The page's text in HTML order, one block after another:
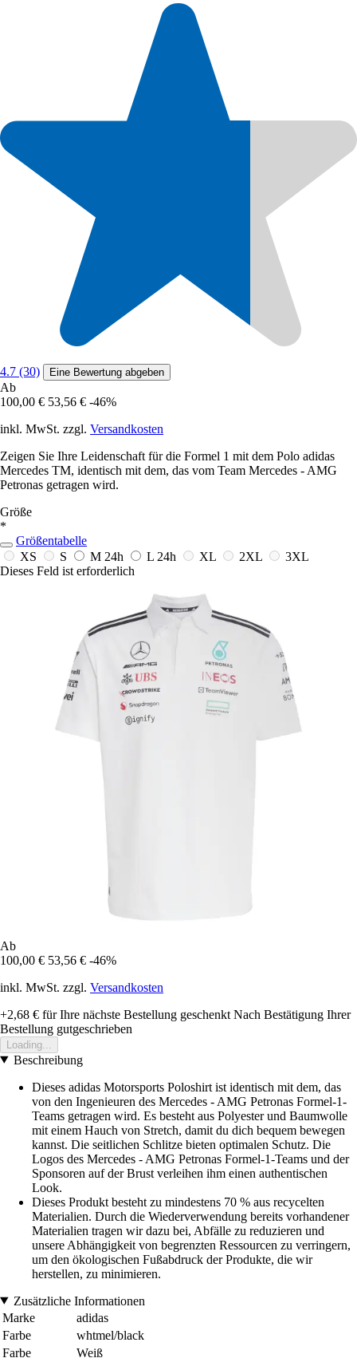
4.7 (30) Eine Bewertung abgeben
Ab
100,00 € 53,56 € -46%
inkl. MwSt. zzgl. Versandkosten
Zeigen Sie Ihre Leidenschaft für die Formel 1 mit dem Polo adidas
Mercedes TM, identisch mit dem, das vom Team Mercedes - AMG
Petronas getragen wird.
Größe
*
Größentabelle
XS
S M 24h L 24h XL 2XL
3XL
Dieses Feld ist erforderlich
Ab
100,00 € 53,56 € -46%
inkl. MwSt. zzgl. Versandkosten
+2,68 € für Ihre nächste Bestellung geschenkt Nach Bestätigung Ihrer
Bestellung gutgeschrieben
Loading...
Beschreibung
Dieses adidas Motorsports Poloshirt ist identisch mit dem, das
von den Ingenieuren des Mercedes - AMG Petronas Formel-1-
Teams getragen wird. Es besteht aus Polyester und Baumwolle
mit einem Hauch von Stretch, damit du dich bequem bewegen
kannst. Die seitlichen Schlitze bieten optimalen Schutz. Die
Logos des Mercedes - AMG Petronas Formel-1-Teams und der
Sponsoren auf der Brust verleihen ihm einen authentischen
Look.
Dieses Produkt besteht zu mindestens 70 % aus recycelten
Materialien. Durch die Wiederverwendung bereits vorhandener
Materialien tragen wir dazu bei, Abfälle zu reduzieren und
unsere Abhängigkeit von begrenzten Ressourcen zu verringern,
um den ökologischen Fußabdruck der Produkte, die wir
herstellen, zu minimieren.
Zusätzliche Informationen
Marke
adidas
Farbe
whtmel/black
Farbe
Weiß